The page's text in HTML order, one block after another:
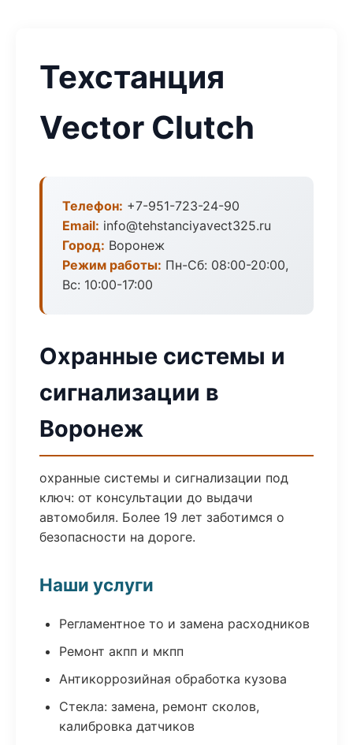
Техстанция
Vector Clutch
Телефон: +7-951-723-24-90
Email: info@tehstanciyavect325.ru
Город: Воронеж
Режим работы: Пн-Сб: 08:00-20:00,
Вс: 10:00-17:00
Охранные системы и
сигнализации в
Воронеж
охранные системы и сигнализации под
ключ: от консультации до выдачи
автомобиля. Более 19 лет заботимся о
безопасности на дороге.
Наши услуги
Регламентное то и замена расходников
Ремонт акпп и мкпп
Антикоррозийная обработка кузова
Стекла: замена, ремонт сколов,
калибровка датчиков